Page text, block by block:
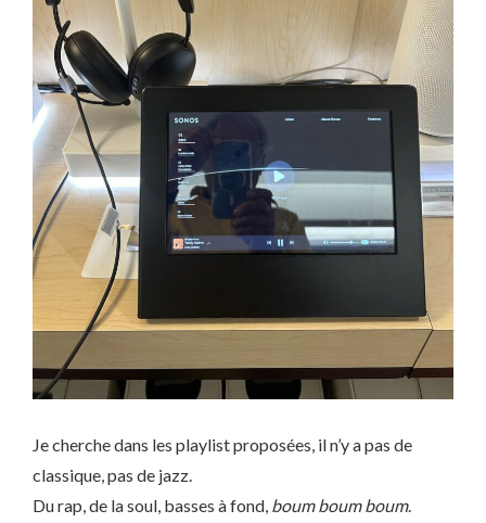
Je cherche dans les playlist proposées, il n’y a pas de
classique, pas de jazz.
Du rap, de la soul, basses à fond, boum boum boum.